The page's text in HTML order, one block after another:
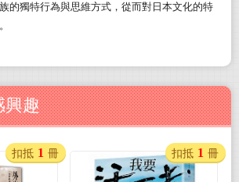
的獨特行為與思維方式，從而對日本文化的特
興趣
扣抵 1 冊 扣抵 1 冊